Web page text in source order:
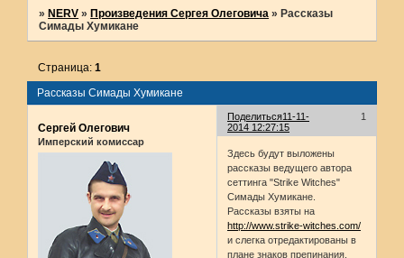
»NERV »Произведения Сергея Олеговича »Рассказы
Симады Хумикане
Рассказы Симады Хумикане
Страница:1
Поделиться 1
11-11-
2014 12:27:15
Сергей Олегович
Имперский комиссар
Здесь будут выложены
рассказы ведущего автора
сеттинга "Strike Witches"
Симады Хумикане.
Рассказы взяты на
http://www.strike-witches.com/
и слегка отредактированы в
плане знаков препинания.